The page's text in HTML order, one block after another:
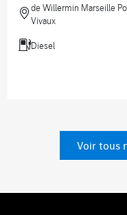
de Willermin Marseille
Vivaux
Diesel
Voir tous